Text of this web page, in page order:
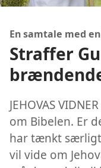
En samtale med
Straffer
JEHOVAS
om Bibelen. Er
har tænkt særligt
vil vide om